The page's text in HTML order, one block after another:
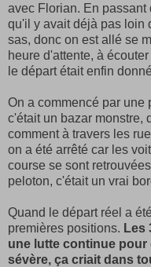
avec Florian. En passant
qu'il y avait déjà pas loin
sas, donc on est allé se
heure d'attente, à
le départ était enfin
On a commencé par une
c'était un bazar monstre,
comment à travers les
on a été arrêté car les
course se sont
peloton, c'était un vrai
Quand le départ réel a
premières positions. Les
une lutte continue pour
sévère, ça criait dans